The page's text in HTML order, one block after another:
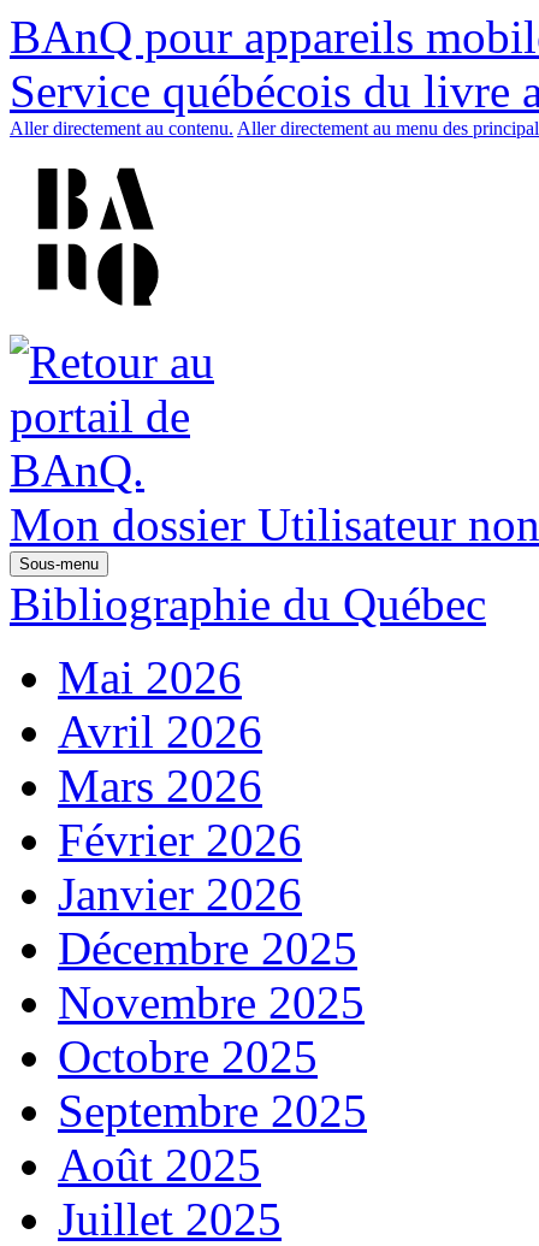
BAnQ pour appareils
Service québécois du livre
Aller directement au contenu. Aller directement au menu des
Mon dossier Utilisateur
Sous-menu
Bibliographie du Québec
Mai 2026
Avril 2026
Mars 2026
Février 2026
Janvier 2026
Décembre 2025
Novembre 2025
Octobre 2025
Septembre 2025
Août 2025
Juillet 2025